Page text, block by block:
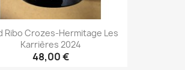
Ribo Crozes-Hermitage Les
Karrières 2024
48,00 €